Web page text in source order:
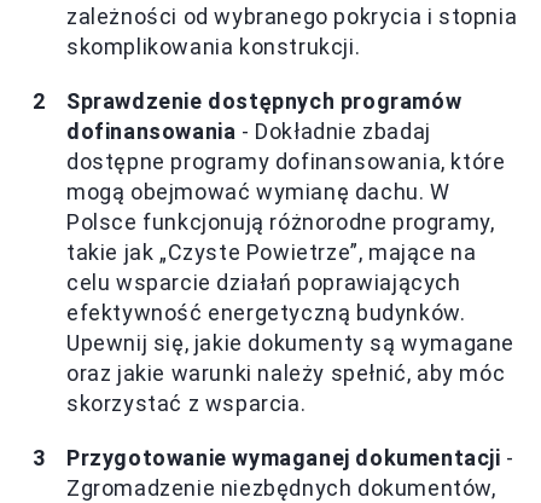
zależności od wybranego pokrycia i stopnia
skomplikowania konstrukcji.
Sprawdzenie dostępnych programów
dofinansowania - Dokładnie zbadaj
dostępne programy dofinansowania, które
mogą obejmować wymianę dachu. W
Polsce funkcjonują różnorodne programy,
takie jak „Czyste Powietrze”, mające na
celu wsparcie działań poprawiających
efektywność energetyczną budynków.
Upewnij się, jakie dokumenty są wymagane
oraz jakie warunki należy spełnić, aby móc
skorzystać z wsparcia.
Przygotowanie wymaganej dokumentacji -
Zgromadzenie niezbędnych dokumentów,